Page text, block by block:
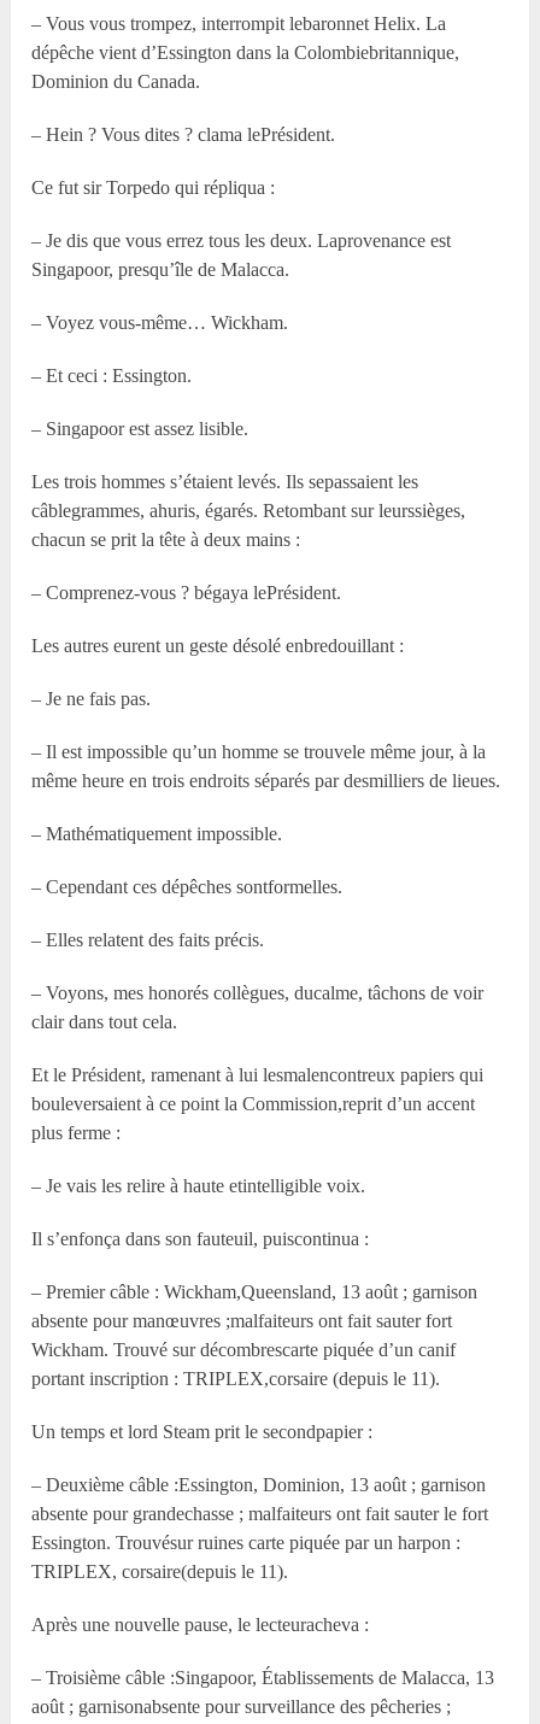
– Vous vous trompez, interrompit lebaronnet Helix. La
dépêche vient d’Essington dans la Colombiebritannique,
Dominion du Canada.
– Hein ? Vous dites ? clama lePrésident.
Ce fut sir Torpedo qui répliqua :
– Je dis que vous errez tous les deux. Laprovenance est
Singapoor, presqu’île de Malacca.
– Voyez vous-même… Wickham.
– Et ceci : Essington.
– Singapoor est assez lisible.
Les trois hommes s’étaient levés. Ils sepassaient les
câblegrammes, ahuris, égarés. Retombant sur leurssièges,
chacun se prit la tête à deux mains :
– Comprenez-vous ? bégaya lePrésident.
Les autres eurent un geste désolé enbredouillant :
– Je ne fais pas.
– Il est impossible qu’un homme se trouvele même jour, à la
même heure en trois endroits séparés par desmilliers de lieues.
– Mathématiquement impossible.
– Cependant ces dépêches sontformelles.
– Elles relatent des faits précis.
– Voyons, mes honorés collègues, ducalme, tâchons de voir
clair dans tout cela.
Et le Président, ramenant à lui lesmalencontreux papiers qui
bouleversaient à ce point la Commission,reprit d’un accent
plus ferme :
– Je vais les relire à haute etintelligible voix.
Il s’enfonça dans son fauteuil, puiscontinua :
– Premier câble : Wickham,Queensland, 13 août ; garnison
absente pour manœuvres ;malfaiteurs ont fait sauter fort
Wickham. Trouvé sur décombrescarte piquée d’un canif
portant inscription : TRIPLEX,corsaire (depuis le 11).
Un temps et lord Steam prit le secondpapier :
– Deuxième câble :Essington, Dominion, 13 août ; garnison
absente pour grandechasse ; malfaiteurs ont fait sauter le fort
Essington. Trouvésur ruines carte piquée par un harpon :
TRIPLEX, corsaire(depuis le 11).
Après une nouvelle pause, le lecteuracheva :
– Troisième câble :Singapoor, Établissements de Malacca, 13
août ; garnisonabsente pour surveillance des pêcheries ;